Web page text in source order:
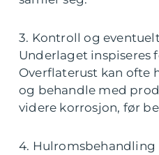
3. Kontroll og
Underlaget inspiseres
Overflaterust kan ofte
og behandle med
videre korrosjon, før
4. Hulromsbehandling